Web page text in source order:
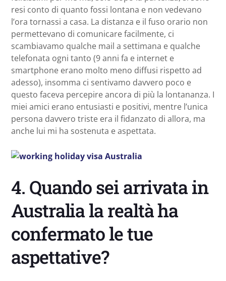
resi conto di quanto fossi lontana e non vedevano
l’ora tornassi a casa. La distanza e il fuso orario non
permettevano di comunicare facilmente, ci
scambiavamo qualche mail a settimana e qualche
telefonata ogni tanto (9 anni fa e internet e
smartphone erano molto meno diffusi rispetto ad
adesso), insomma ci sentivamo davvero poco e
questo faceva percepire ancora di più la lontananza. I
miei amici erano entusiasti e positivi, mentre l’unica
persona davvero triste era il fidanzato di allora, ma
anche lui mi ha sostenuta e aspettata.
4. Quando sei arrivata in
Australia la realtà ha
confermato le tue
aspettative?